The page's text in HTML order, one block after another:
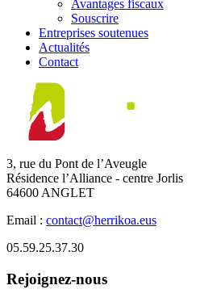
Avantages fiscaux
Souscrire
Entreprises soutenues
Actualités
Contact
3, rue du Pont de l’Aveugle
Résidence l’Alliance - centre Jorlis
64600 ANGLET
Email : contact@herrikoa.eus
05.59.25.37.30
Rejoignez-nous